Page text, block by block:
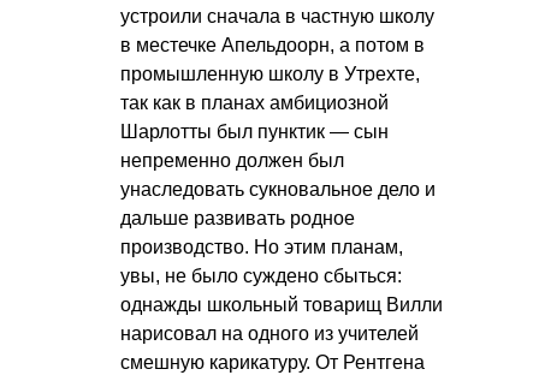
устроили сначала в частную школу
в местечке Апельдоорн, а потом в
промышленную школу в Утрехте,
так как в планах амбициозной
Шарлотты был пунктик — сын
непременно должен был
унаследовать сукновальное дело и
дальше развивать родное
производство. Но этим планам,
увы, не было суждено сбыться:
однажды школьный товарищ Вилли
нарисовал на одного из учителей
смешную карикатуру. От Рентгена